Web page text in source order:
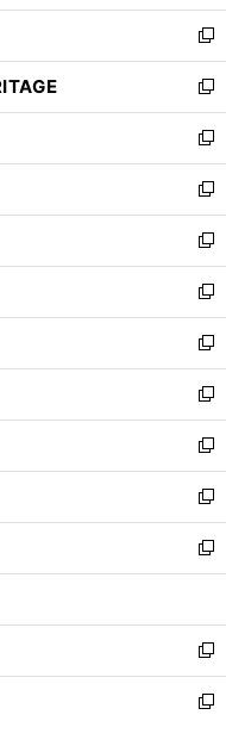
ウ
で
開
く
ン
ド
ウ
で
開
く
新
し
い
ウ
ィ
ン
ド
ウ
で
開
く
新
し
い
ウ
ィ
ン
ド
ウ
で
開
く
新
し
い
ウ
ィ
ン
ド
ウ
で
開
く
新
し
い
ウ
ィ
ン
ド
ウ
で
開
く
新
し
い
ウ
ィ
ン
ド
ウ
で
開
く
新
し
い
ウ
ィ
ン
ド
ウ
で
開
く
新
し
い
ウ
ィ
ン
ド
ウ
で
開
新
し
い
ウ
ィ
ン
ド
ウ
開
く
新
し
い
ウ
ィ
ン
ウ
で
開
く
新
し
い
ウ
ン
ド
ウ
で
新
し
ウ
ィ
ン
ド
新
し
い
新